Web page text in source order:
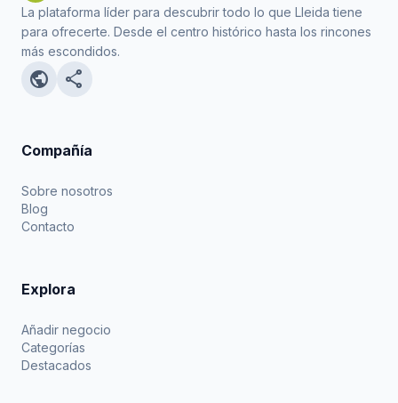
La plataforma líder para descubrir todo lo que Lleida tiene
para ofrecerte. Desde el centro histórico hasta los rincones
más escondidos.
public share
Compañía
Sobre nosotros
Blog
Contacto
Explora
Añadir negocio
Categorías
Destacados